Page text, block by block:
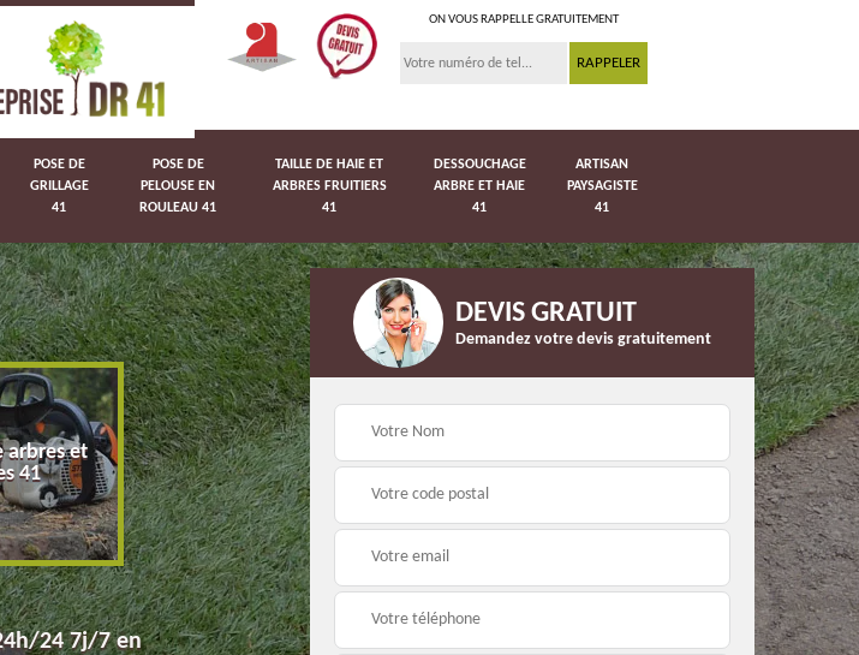
ON VOUS RAPPELLE GRATUITEMENT
POSE DE
GRILLAGE
41
POSE DE
PELOUSE EN
ROULEAU 41
TAILLE DE HAIE ET
ARBRES FRUITIERS
41
DESSOUCHAGE
ARBRE ET HAIE
41
ARTISAN
PAYSAGISTE
41
arbres et
41
Pose de clôture 41 Pose de grillage 41
Pose de pelouse en
rouleau 41
24 7j/7 en
DEVIS GRATUIT
Demandez votre devis gratuitement